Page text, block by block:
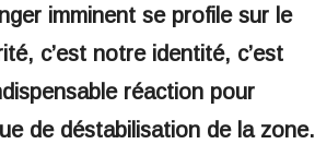
imminent se profile sur le
c’est notre identité, c’est
réaction pour
de déstabilisation de la zone.